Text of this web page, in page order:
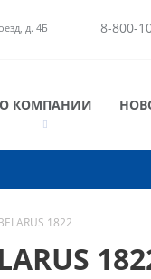
д. 4Б 8-800-
О КОМПАНИИ
1822